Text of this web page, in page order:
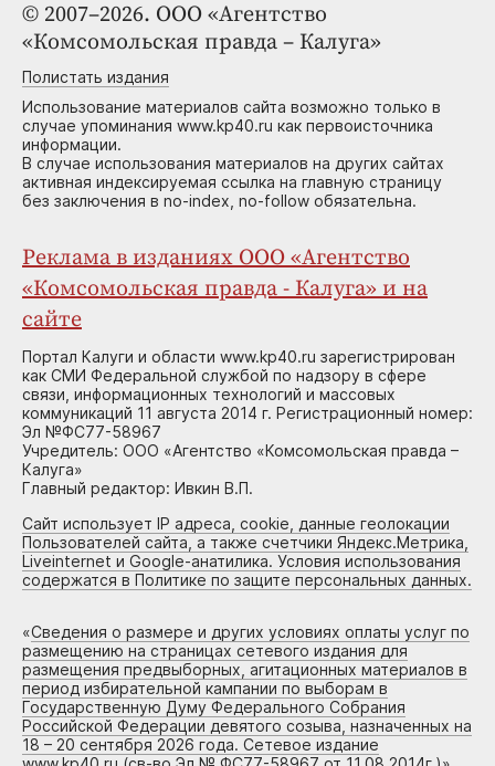
© 2007–2026. ООО «Агентство
«Комсомольская правда – Калуга»
Полистать издания
Использование материалов сайта возможно только в
случае упоминания www.kp40.ru как первоисточника
информации.
В случае использования материалов на других сайтах
активная индексируемая ссылка на главную страницу
без заключения в no-index, no-follow обязательна.
Реклама в изданиях ООО «Агентство
«Комсомольская правда - Калуга» и на
сайте
Портал Калуги и области www.kp40.ru зарегистрирован
как СМИ Федеральной службой по надзору в сфере
связи, информационных технологий и массовых
коммуникаций 11 августа 2014 г. Регистрационный номер:
Эл №ФС77-58967
Учредитель: ООО «Агентство «Комсомольская правда –
Калуга»
Главный редактор: Ивкин В.П.
Сайт использует IP адреса, cookie, данные геолокации
Пользователей сайта, а также счетчики Яндекс.Метрика,
Liveinternet и Google-анатилика. Условия использования
содержатся в Политике по защите персональных данных.
«Сведения о размере и других условиях оплаты услуг по
размещению на страницах сетевого издания для
размещения предвыборных, агитационных материалов в
период избирательной кампании по выборам в
Государственную Думу Федерального Собрания
Российской Федерации девятого созыва, назначенных на
18 – 20 сентября 2026 года. Сетевое издание